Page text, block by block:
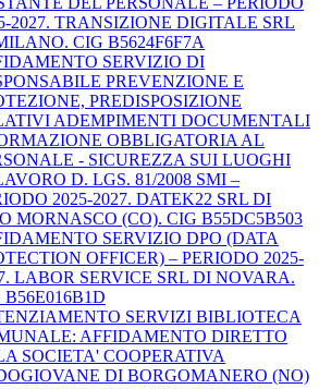
2027. TRANSIZIONE DIGITALE SRL
CIG B5624F6F7A
SERVIZIO DI
PREVENZIONE E
PREDISPOSIZIONE
ADEMPIMENTI DOCUMENTALI
OBBLIGATORIA AL
- SICUREZZA SUI LUOGHI
D. LGS. 81/2008 SMI –
2025-2027. DATEK22 SRL DI
MORNASCO (CO). CIG B55DC5B503
SERVIZIO DPO (DATA
OFFICER) – PERIODO 2025-
LABOR SERVICE SRL DI NOVARA.
B56E016B1D
SERVIZI BIBLIOTECA
AFFIDAMENTO DIRETTO
SOCIETA' COOPERATIVA
DI BORGOMANERO (NO)